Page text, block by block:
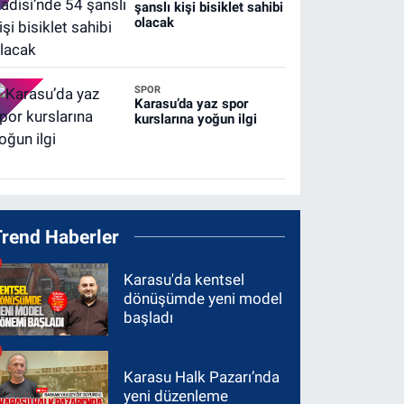
şanslı kişi bisiklet sahibi
olacak
SPOR
Karasu’da yaz spor
kurslarına yoğun ilgi
Haberler
Karasu'da kentsel
dönüşümde yeni model
başladı
Karasu Halk Pazarı’nda
yeni düzenleme